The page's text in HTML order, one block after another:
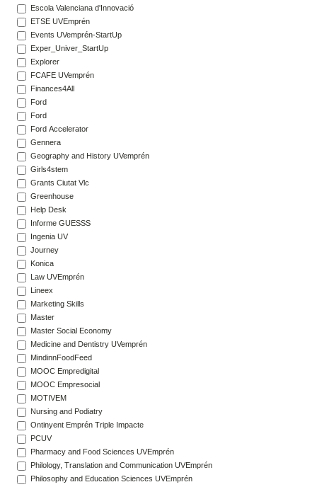
Escola Valenciana d'Innovació
ETSE UVEmprén
Events UVemprén-StartUp
Exper_Univer_StartUp
Explorer
FCAFE UVemprén
Finances4All
Ford
Ford
Ford Accelerator
Gennera
Geography and History UVemprén
Girls4stem
Grants Ciutat Vlc
Greenhouse
Help Desk
Informe GUESSS
Ingenia UV
Journey
Konica
Law UVEmprén
Lineex
Marketing Skills
Master
Master Social Economy
Medicine and Dentistry UVemprén
MindinnFoodFeed
MOOC Empredigital
MOOC Empresocial
MOTIVEM
Nursing and Podiatry
Ontinyent Emprén Triple Impacte
PCUV
Pharmacy and Food Sciences UVEmprén
Philology, Translation and Communication UVEmprén
Philosophy and Education Sciences UVEmprén